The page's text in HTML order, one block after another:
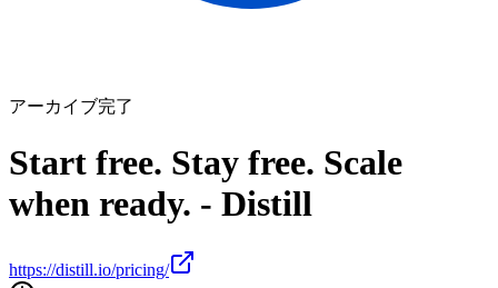
アーカイブ完了
Start free. Stay free. Scale
when ready. - Distill
https://distill.io/pricing/